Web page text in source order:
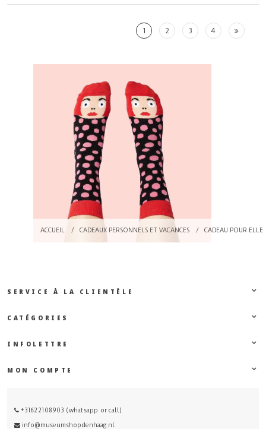
1 2 3 4
ACCUEIL / CADEAUX PERSONNELS ET VACANCES / CADEAU POUR ELLE
SERVICE À LA CLIENTÈLE
CATÉGORIES
INFOLETTRE
MON COMPTE
+31622108903 (whatsapp or call)
info@museumshopdenhaag.nl